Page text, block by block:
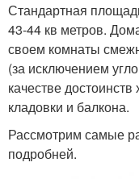
Стандартная
43-44 кв метров.
своем комнаты
(за исключением
качестве
кладовки и балкона.
Рассмотрим самые
подробней.